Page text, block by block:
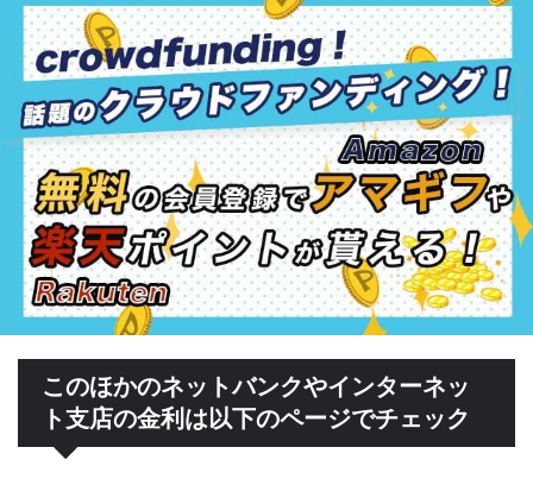
このほかのネットバンクやインターネッ
ト支店の金利は以下のページでチェック